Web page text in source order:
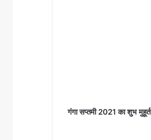
गंगा सप्तमी 2021 का शुभ मुहूर्त